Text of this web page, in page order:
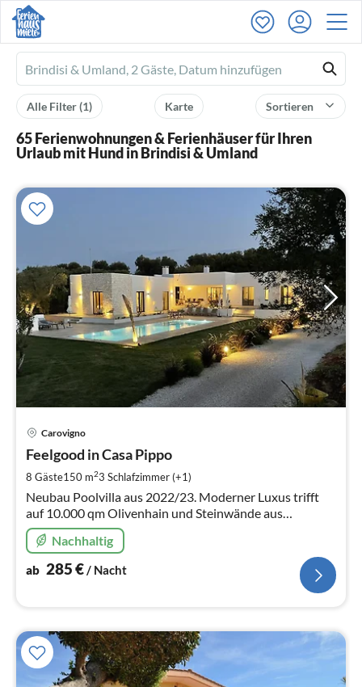
Ferienhausmiete
logo
Sortieren
Karte
Alle Filter(1)
65 Ferienwohnungen & Ferienhäuser für Ihren
Urlaub mit Hund in Brindisi & Umland
Carovigno
Feelgood in Casa Pippo
8 Gäste150 m23 Schlafzimmer (+1)
Neubau Poolvilla aus 2022/23. Moderner Luxus trifft
auf 10.000 qm Olivenhain und Steinwände aus
heimischen Pietra Stein. Hunde erlaubt
Nachhaltig
ab 285€/ Nacht